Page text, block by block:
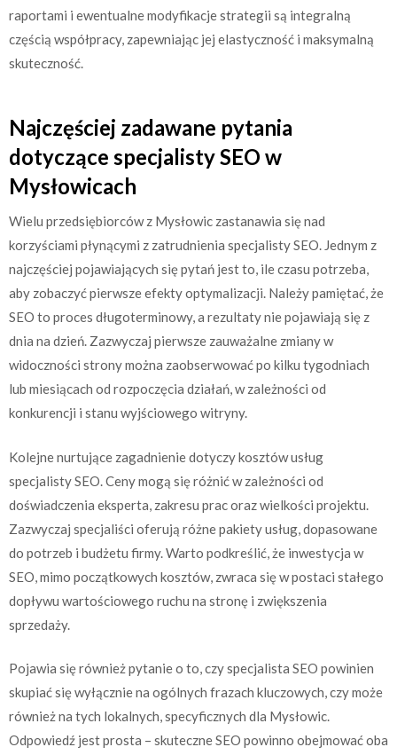
raportami i ewentualne modyfikacje strategii są integralną
częścią współpracy, zapewniając jej elastyczność i maksymalną
skuteczność.
Najczęściej zadawane pytania
dotyczące specjalisty SEO w
Mysłowicach
Wielu przedsiębiorców z Mysłowic zastanawia się nad
korzyściami płynącymi z zatrudnienia specjalisty SEO. Jednym z
najczęściej pojawiających się pytań jest to, ile czasu potrzeba,
aby zobaczyć pierwsze efekty optymalizacji. Należy pamiętać, że
SEO to proces długoterminowy, a rezultaty nie pojawiają się z
dnia na dzień. Zazwyczaj pierwsze zauważalne zmiany w
widoczności strony można zaobserwować po kilku tygodniach
lub miesiącach od rozpoczęcia działań, w zależności od
konkurencji i stanu wyjściowego witryny.
Kolejne nurtujące zagadnienie dotyczy kosztów usług
specjalisty SEO. Ceny mogą się różnić w zależności od
doświadczenia eksperta, zakresu prac oraz wielkości projektu.
Zazwyczaj specjaliści oferują różne pakiety usług, dopasowane
do potrzeb i budżetu firmy. Warto podkreślić, że inwestycja w
SEO, mimo początkowych kosztów, zwraca się w postaci stałego
dopływu wartościowego ruchu na stronę i zwiększenia
sprzedaży.
Pojawia się również pytanie o to, czy specjalista SEO powinien
skupiać się wyłącznie na ogólnych frazach kluczowych, czy może
również na tych lokalnych, specyficznych dla Mysłowic.
Odpowiedź jest prosta – skuteczne SEO powinno obejmować oba